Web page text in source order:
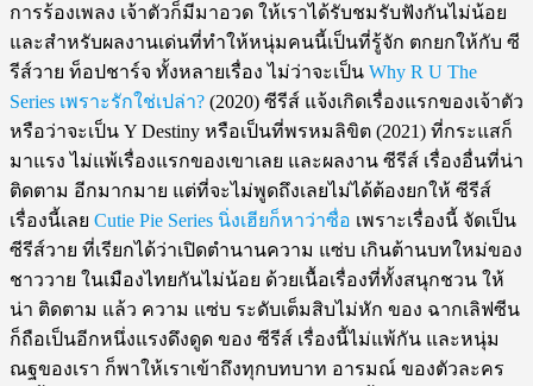
การร้องเพลง เจ้าตัวก็มีมาอวด ให้เราได้รับชมรับฟังกันไม่น้อย
และสำหรับผลงานเด่นที่ทำให้หนุ่มคนนี้เป็นที่รู้จัก ตกยกให้กับ ซี
รีส์วาย ท็อปชาร์จ ทั้งหลายเรื่อง ไม่ว่าจะเป็น Why R U The
Series เพราะรักใช่เปล่า? (2020) ซีรีส์ แจ้งเกิดเรื่องแรกของเจ้าตัว
หรือว่าจะเป็น Y Destiny หรือเป็นที่พรหมลิขิต (2021) ที่กระแสก็
มาแรง ไม่แพ้เรื่องแรกของเขาเลย และผลงาน ซีรีส์ เรื่องอื่นที่น่า
ติดตาม อีกมากมาย แต่ที่จะไม่พูดถึงเลยไม่ได้ต้องยกให้ ซีรีส์
เรื่องนี้เลย Cutie Pie Series นิ่งเฮียก็หาว่าซื่อ เพราะเรื่องนี้ จัดเป็น
ซีรีส์วาย ที่เรียกได้ว่าเปิดตำนานความ แซ่บ เกินต้านบทใหม่ของ
ชาววาย ในเมืองไทยกันไม่น้อย ด้วยเนื้อเรื่องที่ทั้งสนุกชวน ให้
น่า ติดตาม แล้ว ความ แซ่บ ระดับเต็มสิบไม่หัก ของ ฉากเลิฟซีน
ก็ถือเป็นอีกหนึ่งแรงดึงดูด ของ ซีรีส์ เรื่องนี้ไม่แพ้กัน และหนุ่ม
ณฐของเรา ก็พาให้เราเข้าถึงทุกบทบาท อารมณ์ ของตัวละคร